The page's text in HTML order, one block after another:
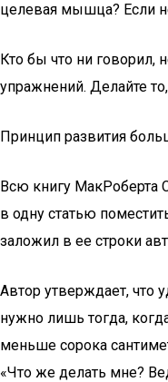
целевая мышца? Если
Кто бы что ни говорил,
упражнений. Делайте
Принцип развития
Всю книгу МакРоберта
в одну статью
заложил в ее строки
Автор утверждает,
нужно лишь тогда,
меньше сорока
«Что же делать мне?